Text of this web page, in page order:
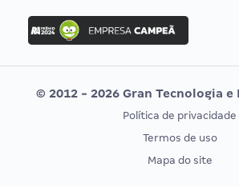
Concurso Ibama
Concurso MPU
Editais publicados
Vunesp
CONCURSOS POR PROFISSÃO
EXAME
© 2012 - 2026 Gran Tecnologia e
Política de privacidade
Termos de uso
Mapa do site